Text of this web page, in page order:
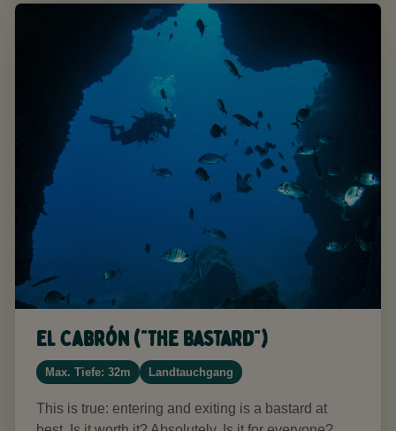
El Cabrón ("The Bastard")
Max. Tiefe: 32m Landtauchgang
This is true: entering and exiting is a bastard at